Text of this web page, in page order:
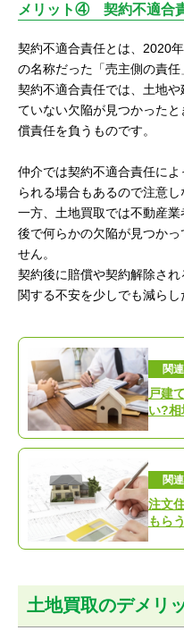
メリット④ 契約不適合
契約不適合責任とは、2020
の名称だった「売主側の責任
契約不適合責任では、土地
ていない欠陥が見つかった
償責任を負うものです。
仲介では契約不適合責任に
られる場合もあるので注意し
一方、土地買取では不動産業
後で何らかの欠陥が見つか
せん。
契約後に賠償や契約解除さ
関する不安を少しでも減らし
関
戸建
い?相
関
注文
もら
土地買取のデメリ